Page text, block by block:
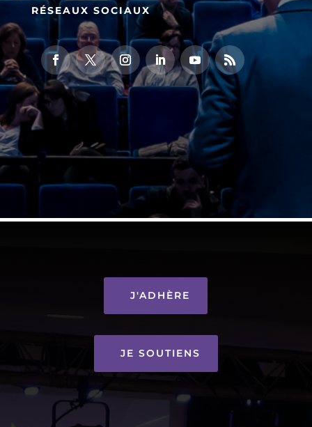
RÉSEAUX SOCIAUX
J'ADHÈRE
JE SOUTIENS